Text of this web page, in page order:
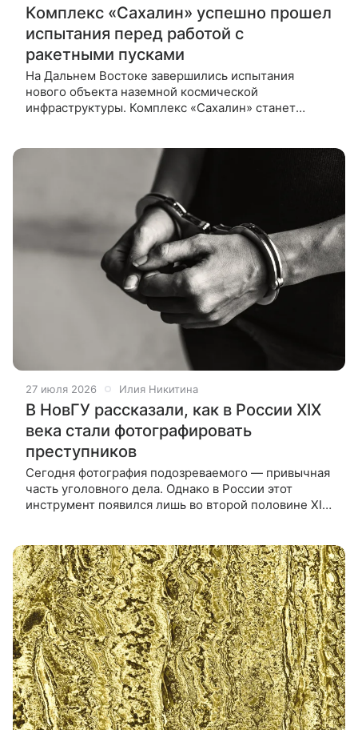
Комплекс «Сахалин» успешно прошел
испытания перед работой с
ракетными пусками
На Дальнем Востоке завершились испытания
нового объекта наземной космической
инфраструктуры. Комплекс «Сахалин» станет
27 июля 2026 Илия Никитина
В НовГУ рассказали, как в России XIX
века стали фотографировать
преступников
Сегодня фотография подозреваемого — привычная
часть уголовного дела. Однако в России этот
инструмент появился лишь во второй половине XIX